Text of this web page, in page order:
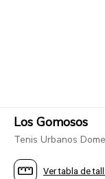
Los Gomosos
Tenis Urbanos
Ver tabla de